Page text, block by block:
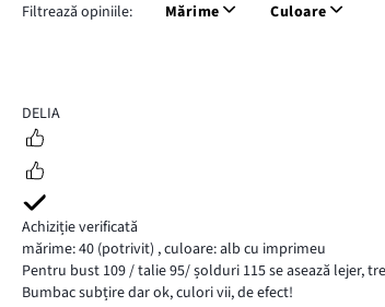
Filtrează opiniile: Mărime Culoare
5
DELIA
Achiziție verificată
mărime: 40 (potrivit) ,culoare: alb cu imprimeu
Pentru bust 109 / talie 95/ șolduri 115 se asează lejer,
Bumbac subțire dar ok, culori vii, de efect!